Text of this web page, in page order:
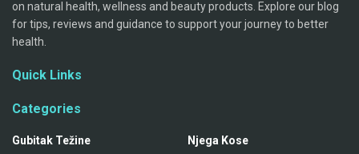
on natural health, wellness and beauty products. Explore our blog
for tips, reviews and guidance to support your journey to better
health.
Quick Links
Categories
Gubitak Težine
Njega Kose